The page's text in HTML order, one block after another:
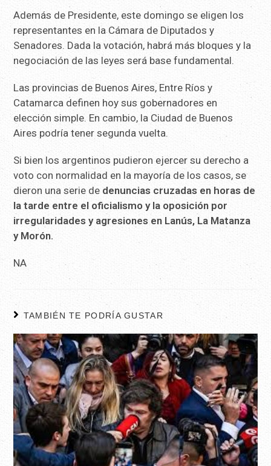
Además de Presidente, este domingo se eligen los
representantes en la Cámara de Diputados y
Senadores. Dada la votación, habrá más bloques y la
negociación de las leyes será base fundamental.
Las provincias de Buenos Aires, Entre Ríos y
Catamarca definen hoy sus gobernadores en
elección simple. En cambio, la Ciudad de Buenos
Aires podría tener segunda vuelta.
Si bien los argentinos pudieron ejercer su derecho a
voto con normalidad en la mayoría de los casos, se
dieron una serie de denuncias cruzadas en horas de
la tarde entre el oficialismo y la oposición por
irregularidades y agresiones en Lanús, La Matanza
y Morón.
NA
TAMBIÉN TE PODRÍA GUSTAR